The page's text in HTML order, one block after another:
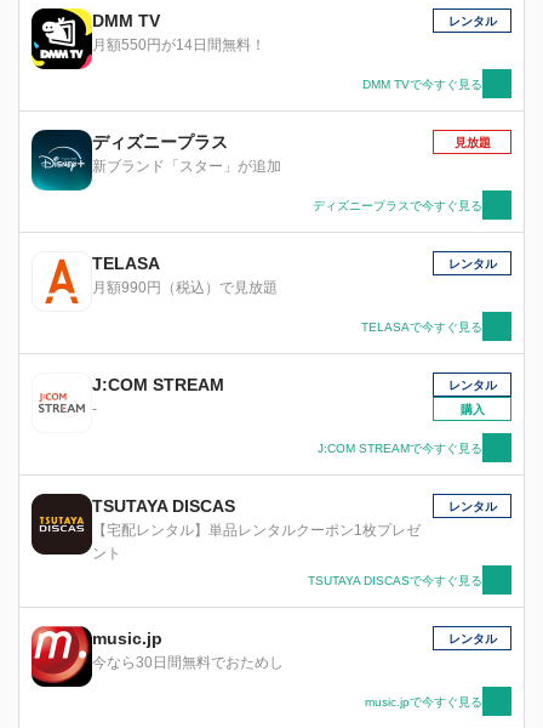
DMM TV
月額550円が14日間無料！
レンタル
DMM TVで今すぐ見る
ディズニープラス
新ブランド「スター」が追加
見放題
ディズニープラスで今すぐ見る
TELASA
月額990円（税込）で見放題
レンタル
TELASAで今すぐ見る
J:COM STREAM
-
レンタル
購入
J:COM STREAMで今すぐ見る
TSUTAYA DISCAS
【宅配レンタル】単品レンタルクーポン1枚プレゼ
ント
レンタル
TSUTAYA DISCASで今すぐ見る
music.jp
今なら30日間無料でおためし
レンタル
music.jpで今すぐ見る